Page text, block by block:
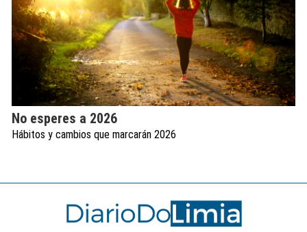
No esperes a 2026
Hábitos y cambios que marcarán 2026